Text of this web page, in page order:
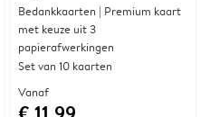
Bedankkaarten | Premium kaart
met keuze uit 3
papierafwerkingen
Set van 10 kaarten
Vanaf